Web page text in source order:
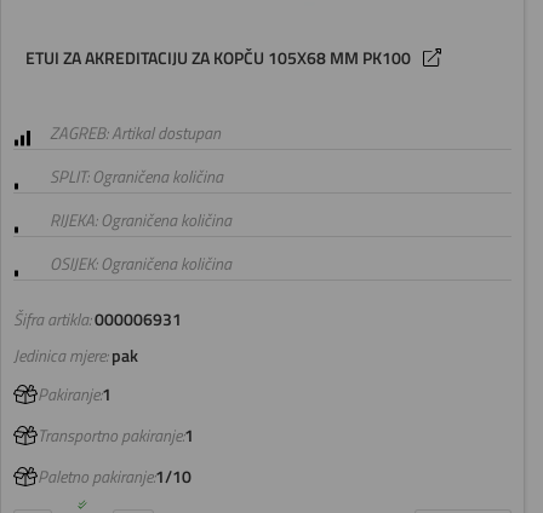
ETUI ZA AKREDITACIJU ZA KOPČU 105X68 MM PK100
Šifra artikla:000006931
ZAGREB: Artikal dostupan
SPLIT: Ograničena količina
RIJEKA: Ograničena količina
OSIJEK: Ograničena količina
Jedinica mjere:pak
Pakiranje:1
Transportno pakiranje:1
Paletno pakiranje:1/10